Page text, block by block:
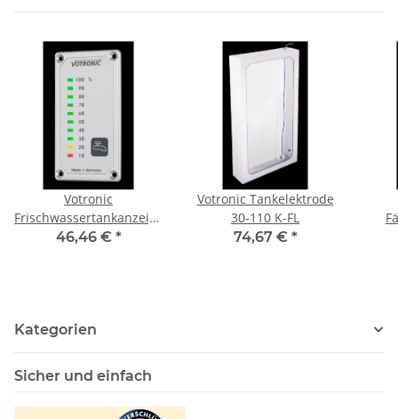
Votronic
Frischwassertankanzeige
S
46,46 € *
Votronic Tankelektrode
30-110 K-FL
74,67 € *
Kategorien
Sicher und einfach